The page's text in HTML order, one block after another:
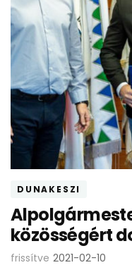
DUNAKESZI
közösségért
frissítve 2021-02-10